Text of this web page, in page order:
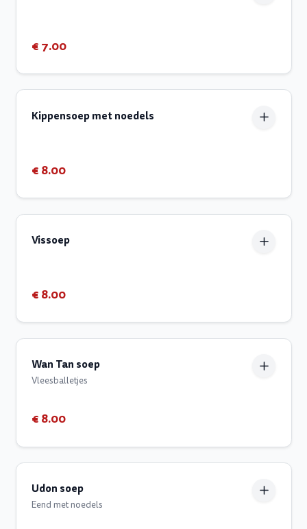
€ 7.00
Kippensoep met noedels
€ 8.00
Vissoep
€ 8.00
Wan Tan soep
Vleesballetjes
€ 8.00
Udon soep
Eend met noedels